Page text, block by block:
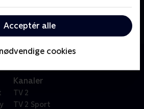
Acceptér alle
cookies
om prestigefyldt metal til
Kanaler
TV 2
TV 2 Sport